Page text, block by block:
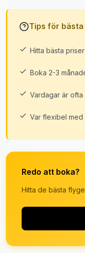
Tips för
Hitta bästa
Boka 2-3
Vardagar är ofta
Var flexibel med
Redo att boka?
Hitta de bästa